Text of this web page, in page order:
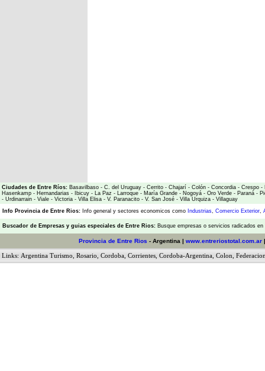
Ciudades de Entre Ríos: Basavilbaso - C. del Uruguay - Cerrito - Chajarí - Colón - Concordia - Crespo -
Hasenkamp - Hernandarias - Ibicuy - La Paz - Larroque - María Grande - Nogoyá - Oro Verde - Paraná -
- Urdinarrain - Viale - Victoria - Villa Elisa - V. Paranacito - V. San José - Villa Urquiza - Villaguay
Info Provincia de Entre Rios: Info general y sectores economicos como Industrias, Comercio Exterior,
Buscador de Empresas y guias especiales de Entre Rios: Busque empresas o servicios radicados
Provincia de Entre Rios - Argentina | www.entreriostotal.com.ar
Links: Argentina Turismo Rosario Cordoba Corrientes Cordoba-Argentina Colon